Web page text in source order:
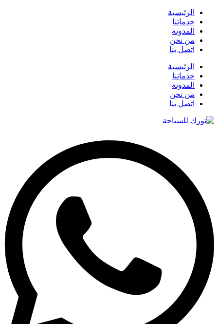
الرئيسية
خدماتنا
المدونة
من نحن
اتصل بنا
الرئيسية
خدماتنا
المدونة
من نحن
اتصل بنا